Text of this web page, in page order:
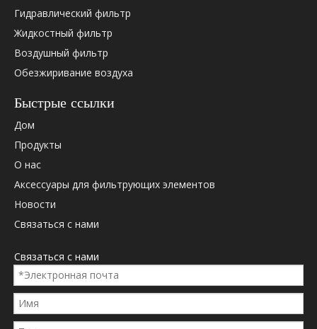
Гидравлический фильтр
Жидкостный фильтр
Воздушный фильтр
Обезжиривание воздуха
Быстрые ссылки
Дом
Продукты
О нас
Аксессуары для фильтрующих элементов
Новости
Связаться с нами
Связаться с нами